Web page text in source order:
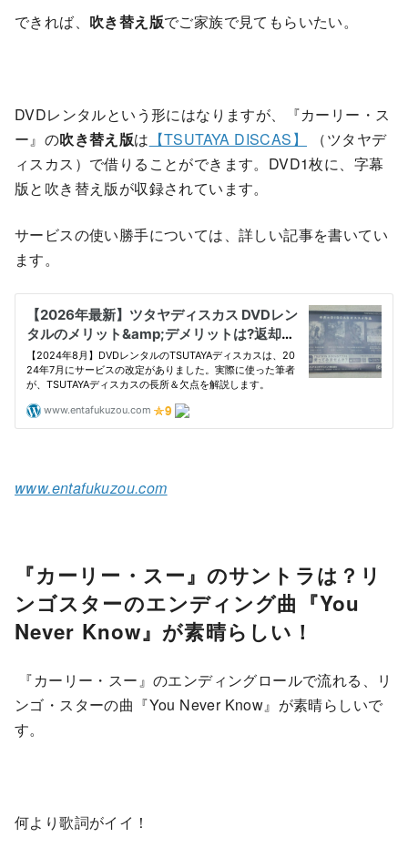
できれば、 吹き替え版でご家族で見てもらいたい。
DVDレンタルという形にはなりますが、『カーリー・ス
ー』の吹き替え版は 【TSUTAYA DISCAS】
（ツタヤデ
ィスカス）で借りることができます。DVD1枚に、字幕
版と吹き替え版が収録されています。
サービスの使い勝手については、詳しい記事を書いてい
ます。
www.entafukuzou.com
『カーリー・スー』のサントラは？リ
ンゴスターのエンディング曲『You
Never Know』が素晴らしい！
『カーリー・スー』のエンディングロールで流れる、リ
ンゴ・スターの曲『You Never Know』が素晴らしいで
す。
何より歌詞がイイ！